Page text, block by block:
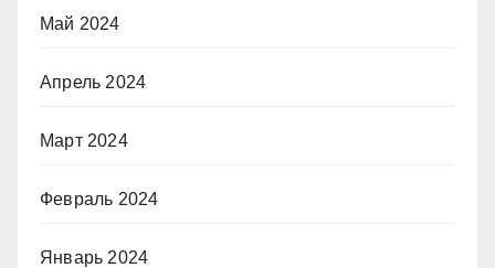
Май 2024
Апрель 2024
Март 2024
Февраль 2024
Январь 2024